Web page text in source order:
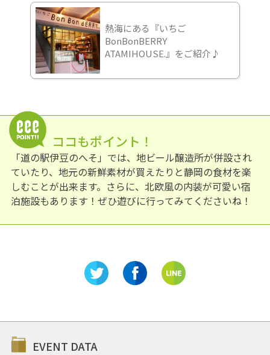
熱海にある『いちご
BonBonBERRY
ATAMIHOUSE.』をご紹介♪
ココもポイント！
「道の駅伊豆のへそ」では、地ビール醸造所が併設され
ていたり、地元の新鮮素材が買えたりと静岡の食材を楽
しむことが出来ます。さらに、北欧風の内装が可愛い宿
泊施設もあります！ぜひ遊びに行ってみてくださいね！
EVENT DATA